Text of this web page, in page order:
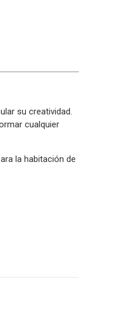
su creatividad.
cualquier
la habitación de